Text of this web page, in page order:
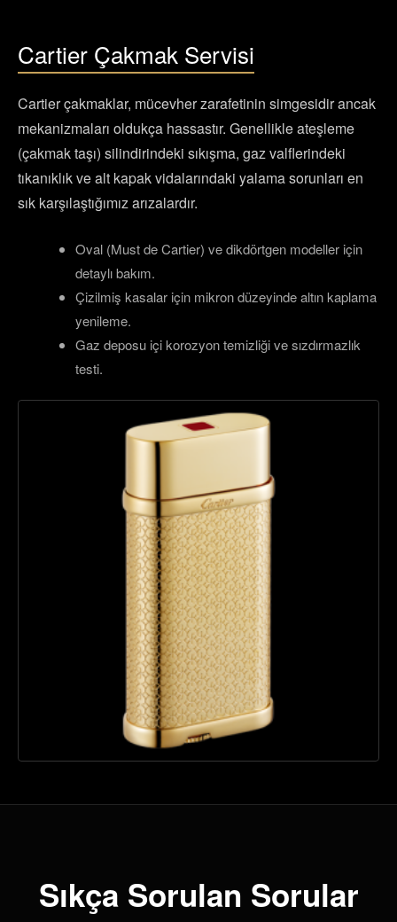
Cartier Çakmak Servisi
Cartier çakmaklar, mücevher zarafetinin simgesidir ancak
mekanizmaları oldukça hassastır. Genellikle ateşleme
(çakmak taşı) silindirindeki sıkışma, gaz valflerindeki
tıkanıklık ve alt kapak vidalarındaki yalama sorunları en
sık karşılaştığımız arızalardır.
Oval (Must de Cartier) ve dikdörtgen modeller için
detaylı bakım.
Çizilmiş kasalar için mikron düzeyinde altın kaplama
yenileme.
Gaz deposu içi korozyon temizliği ve sızdırmazlık
testi.
Sıkça Sorulan Sorular